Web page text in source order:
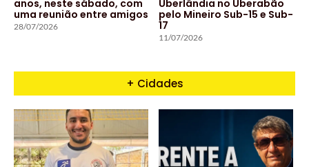
anos, neste sábado, com
uma reunião entre amigos
28/07/2026
Uberlândia no Uberabão
pelo Mineiro Sub-15 e Sub-
17
11/07/2026
+ Cidades